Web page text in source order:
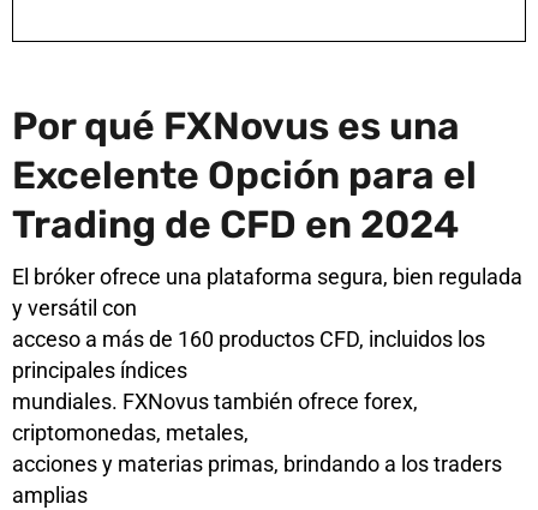
Por qué FXNovus es una
Excelente Opción para el
Trading de CFD en 2024
El bróker ofrece una plataforma segura, bien regulada
y versátil con
acceso a más de 160 productos CFD, incluidos los
principales índices
mundiales. FXNovus también ofrece forex,
criptomonedas, metales,
acciones y materias primas, brindando a los traders
amplias